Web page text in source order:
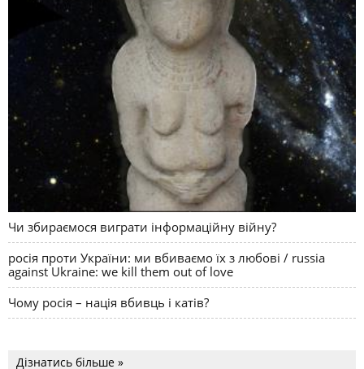
Чи збираємося виграти інформаційну війну?
росія проти України: ми вбиваємо їх з любові / russia
against Ukraine: we kill them out of love
Чому росія – нація вбивць і катів?
Дізнатись більше »